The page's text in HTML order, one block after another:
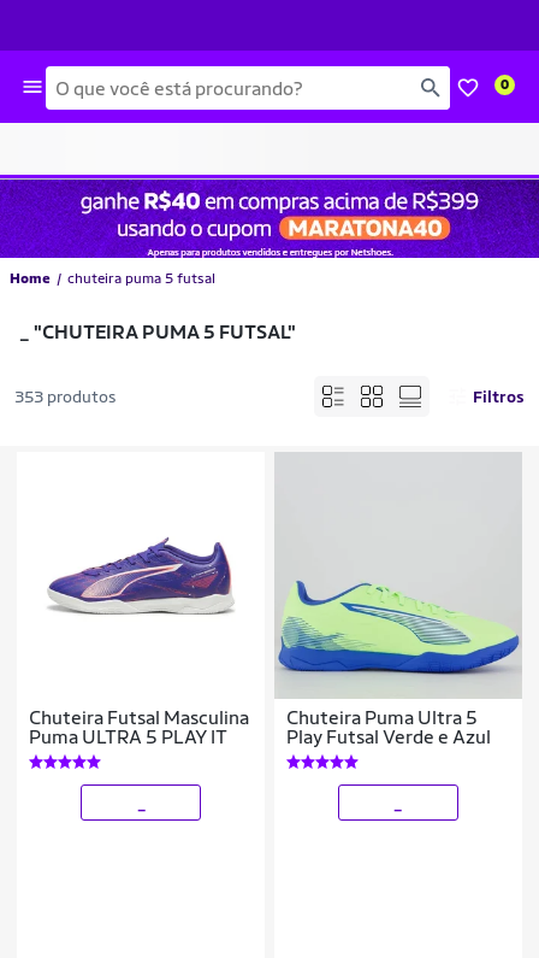
Busca 0
Home chuteira puma 5 futsal
"CHUTEIRA PUMA 5 FUTSAL"
353 produtos Filtros
Chuteira Futsal Masculina
Puma ULTRA 5 PLAY IT
Chuteira Puma Ultra 5
Play Futsal Verde e Azul